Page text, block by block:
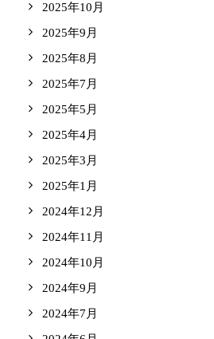
2025年10月
2025年9月
2025年8月
2025年7月
2025年5月
2025年4月
2025年3月
2025年1月
2024年12月
2024年11月
2024年10月
2024年9月
2024年7月